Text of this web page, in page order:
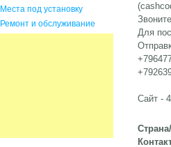
Для
Сайт -
Места под установку
Ремонт и обслуживание